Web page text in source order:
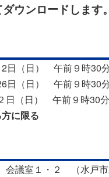
ウンロードします
日（日） 午前９時30
日（日） 午前９時30
（日） 午前９時30
に限る
議室１・２ （水戸市